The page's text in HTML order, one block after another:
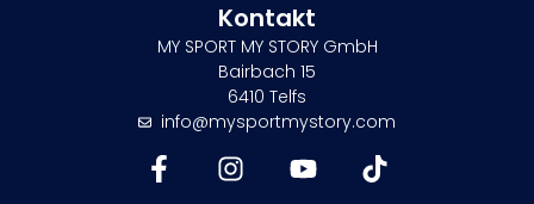
Kontakt
MY SPORT MY STORY GmbH
Bairbach 15
6410 Telfs
info@mysportmystory.com